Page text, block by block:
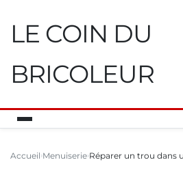
LE COIN DU
BRICOLEUR
Accueil Menuiserie Réparer un trou dans